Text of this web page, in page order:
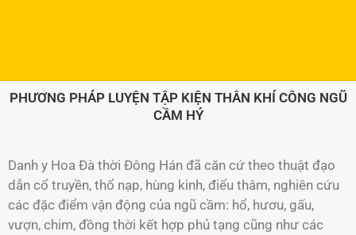
PHƯƠNG PHÁP LUYỆN TẬP KIỆN THÂN KHÍ CÔNG NGŨ
CẦM HÝ
Danh y Hoa Đà thời Đông Hán đã căn cứ theo thuật đạo
dẫn cổ truyền, thổ nạp, hùng kinh, điểu thâm, nghiên cứu
các đặc điểm vận động của ngũ cầm: hổ, hươu, gấu,
vượn, chim, đồng thời kết hợp phủ tạng cũng như các